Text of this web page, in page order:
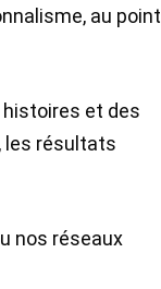
au point
histoires et des
les résultats
nos réseaux